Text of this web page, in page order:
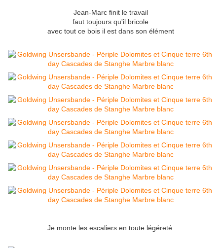
Jean-Marc finit le travail
faut toujours qu'il bricole
avec tout ce bois il est dans son élément
Je monte les escaliers en toute légéreté